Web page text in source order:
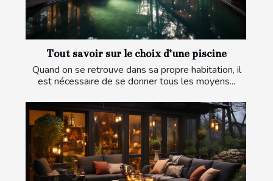
Tout savoir sur le choix d’une piscine
Quand on se retrouve dans sa propre habitation, il
est nécessaire de se donner tous les moyens...